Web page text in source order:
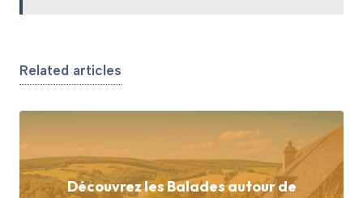
Related articles
Découvrez les Balades autour de